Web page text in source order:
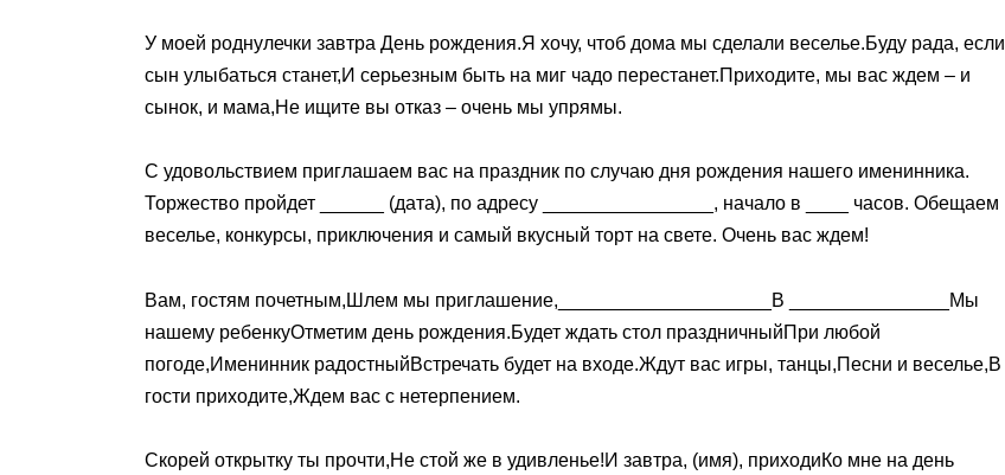
У моей роднулечки завтра День рождения.Я хочу, чтоб дома мы сделали веселье.Буду рада, если
сын улыбаться станет,И серьезным быть на миг чадо перестанет.Приходите, мы вас ждем – и
сынок, и мама,Не ищите вы отказ – очень мы упрямы.
С удовольствием приглашаем вас на праздник по случаю дня рождения нашего именинника.
Торжество пройдет ______ (дата), по адресу ________________, начало в ____ часов. Обещаем
веселье, конкурсы, приключения и самый вкусный торт на свете. Очень вас ждем!
Вам, гостям почетным,Шлем мы приглашение,____________________В _______________Мы
нашему ребенкуОтметим день рождения.Будет ждать стол праздничныйПри любой
погоде,Именинник радостныйВстречать будет на входе.Ждут вас игры, танцы,Песни и веселье,В
гости приходите,Ждем вас с нетерпением.
Скорей открытку ты прочти,Не стой же в удивленье!И завтра, (имя), приходиКо мне на день